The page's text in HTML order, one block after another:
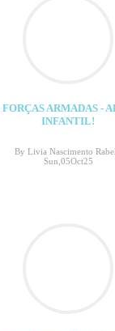
ARMADAS -
INFANTIL!
By Livia Nascimento
Sun,05Oct25